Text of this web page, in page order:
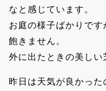
なと感じています。
お庭の様子ばかりで
飽きません。
外に出たときの美しい
昨日は天気が良かっ